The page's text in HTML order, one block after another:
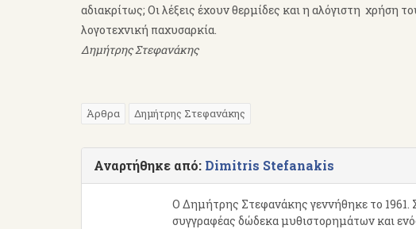
αδιακρίτως; Οι λέξεις έχουν θερμίδες και η αλόγιστη χρήση
λογοτεχνική παχυσαρκία.
Δημήτρης Στεφανάκης
Άρθρα Δημήτρης Στεφανάκης
Αναρτήθηκε από: Dimitris Stefanakis
Ο Δημήτρης Στεφανάκης γεννήθηκε το 1961.
συγγραφέας δώδεκα μυθιστορημάτων και